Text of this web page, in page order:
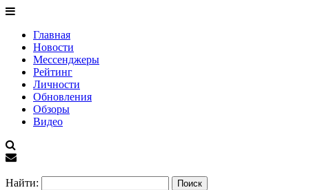
Главная
Новости
Мессенджеры
Рейтинг
Личности
Обновления
Обзоры
Видео
Найти: